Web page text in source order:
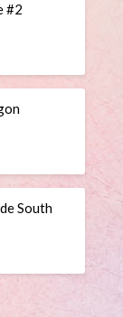
#2
South